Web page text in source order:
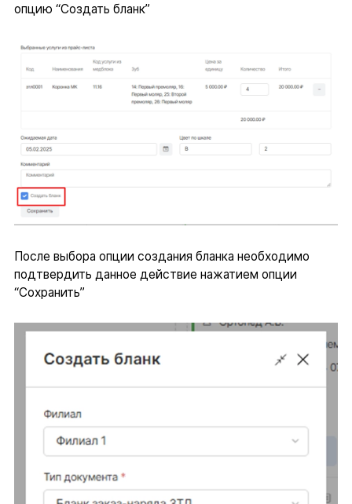
опцию “Создать бланк”
После выбора опции создания бланка необходимо
подтвердить данное действие нажатием опции
“Сохранить”